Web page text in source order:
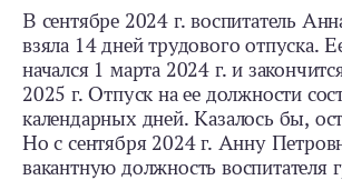
В сентябре 2024 г. воспитатель
взяла 14 дней трудового отпуска.
начался 1 марта 2024 г. и
2025 г. Отпуск на ее должности
календарных дней. Казалось бы,
Но с сентября 2024 г. Анну
вакантную должность воспитателя